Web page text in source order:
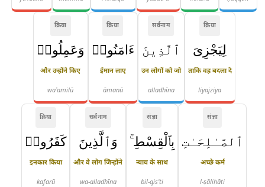
क्रिया
لِيَجْزِىَ
ताकि वह बदला दे
liyajziya
सर्वनाम
ٱلَّذِينَ
उन लोगों को जो
alladhīna
क्रिया
ءَامَنُوا۟
ईमान लाए
āmanū
क्रिया
وَعَمِلُوا۟
और उन्होंने किए
waʿamilū
संज्ञा
ٱلصَّـٰلِحَـٰتِ
अच्छे कर्म
l-ṣāliḥāti
संज्ञा
بِٱلْقِسْطِ ۚ
न्याय के साथ
bil-qis'ṭi
सर्वनाम
وَٱلَّذِينَ
और वे लोग जिन्होंने
wa-alladhīna
क्रिया
كَفَرُوا۟
इनकार किया
kafarū